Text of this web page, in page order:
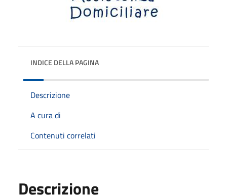
INDICE DELLA PAGINA
Descrizione
A cura di
Contenuti correlati
Descrizione